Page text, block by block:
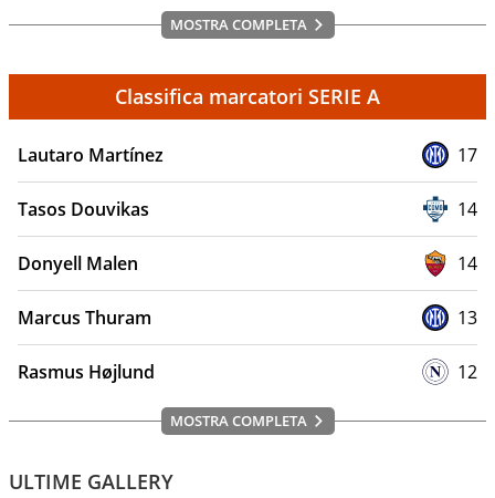
MOSTRA COMPLETA
Classifica marcatori SERIE A
Lautaro Martínez 17
Tasos Douvikas 14
Donyell Malen 14
Marcus Thuram 13
Rasmus Højlund 12
MOSTRA COMPLETA
ULTIME GALLERY